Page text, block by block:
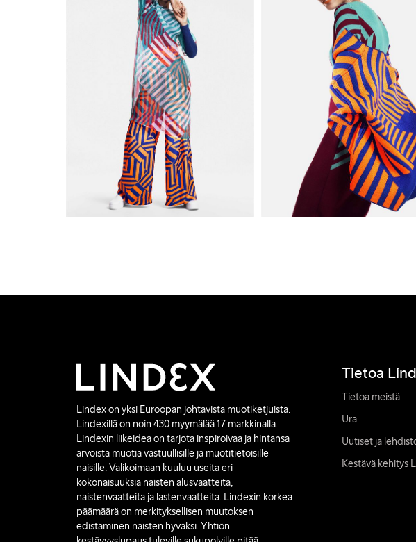
Lindex on yksi Euroopan johtavista muotiketjuista.
Lindexillä on noin 430 myymälää 17 markkinalla.
Lindexin liikeidea on tarjota inspiroivaa ja hintansa
arvoista muotia vastuullisille ja muotitietoisille
naisille. Valikoimaan kuuluu useita eri
kokonaisuuksia naisten alusvaatteita,
naistenvaatteita ja lastenvaatteita. Lindexin korkea
päämäärä on merkityksellisen muutoksen
edistäminen naisten hyväksi. Yhtiön
Tietoa
Tietoa meistä
Ura
Uutiset ja
Kestävä kehitys